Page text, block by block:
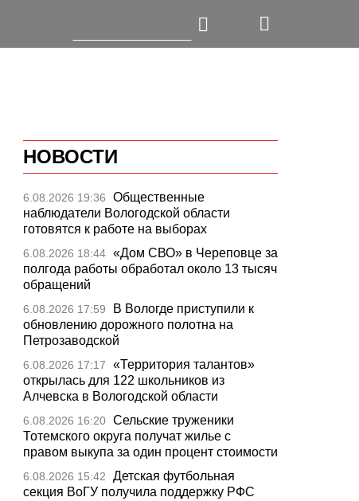
НОВОСТИ
6.08.2026 19:36
Общественные
наблюдатели Вологодской области
готовятся к работе на выборах
6.08.2026 18:44 «Дом СВО» в Череповце за
полгода работы обработал около 13 тысяч
обращений
6.08.2026 17:59
В Вологде приступили к
обновлению дорожного полотна на
Петрозаводской
6.08.2026 17:17
«Территория талантов»
открылась для 122 школьников из
Алчевска в Вологодской области
6.08.2026 16:20 Сельские труженики
Тотемского округа получат жилье с
правом выкупа за один процент стоимости
6.08.2026 15:42
Детская футбольная
секция ВоГУ получила поддержку РФС